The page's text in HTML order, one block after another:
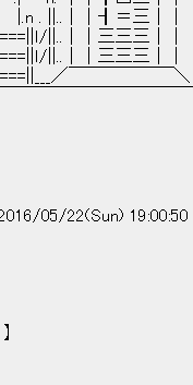
. ||..｜｜┨＝
ｌ/||..｜｜
ｌ/||..｜
／￣
2016/05/22(Sun) 19:00:50